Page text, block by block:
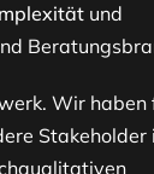
und
Wir haben
Stakeholder